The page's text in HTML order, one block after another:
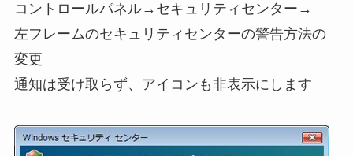
コントロールパネル→セキュリティセンター→
左フレームのセキュリティセンターの警告方法の
変更
通知は受け取らず、アイコンも非表示にします